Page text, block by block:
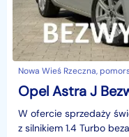
Nowa Wieś Rzeczna,
W ofercie sprzedaży
z silnikiem 1.4 Turbo